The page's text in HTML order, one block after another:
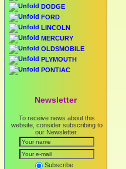
DODGE
FORD
LINCOLN
MERCURY
OLDSMOBILE
PLYMOUTH
PONTIAC
Newsletter
To receive news about this
website, consider subscribing to
our Newsletter.
Subscribe